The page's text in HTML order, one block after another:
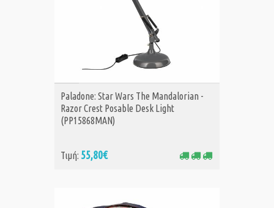
ΑΓΟΡΑ
Paladone: Star Wars The Mandalorian -
Razor Crest Posable Desk Light
(PP15868MAN)
Τιμή: 55,80€